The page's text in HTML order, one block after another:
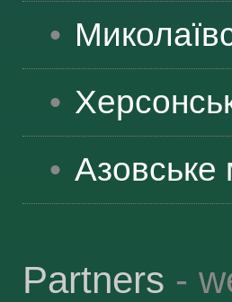
Азовське
Partners -